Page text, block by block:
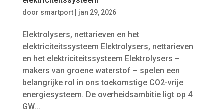
door smartport| jan 29, 2026
Elektrolysers, nettarieven en het
elektriciteitssysteem Elektrolysers, nettarieven
en het elektriciteitssysteem Elektrolysers –
makers van groene waterstof – spelen een
belangrijke rol in ons toekomstige CO2-vrije
energiesysteem. De overheidsambitie ligt op 4
GW...